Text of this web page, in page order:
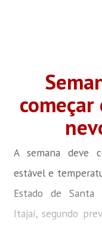
A semana deve
estável e
Estado de Santa
Itajaí, segundo